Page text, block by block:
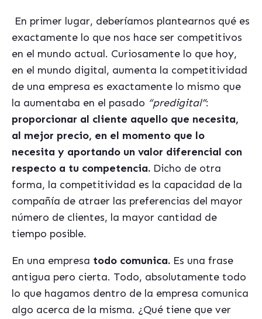
En primer lugar, deberíamos plantearnos qué es
exactamente lo que nos hace ser competitivos
en el mundo actual. Curiosamente lo que hoy,
en el mundo digital, aumenta la competitividad
de una empresa es exactamente lo mismo que
la aumentaba en el pasado “predigital”:
proporcionar al cliente aquello que necesita,
al mejor precio, en el momento que lo
necesita y aportando un valor diferencial con
respecto a tu competencia. Dicho de otra
forma, la competitividad es la capacidad de la
compañía de atraer las preferencias del mayor
número de clientes, la mayor cantidad de
tiempo posible.
En una empresa todo comunica. Es una frase
antigua pero cierta. Todo, absolutamente todo
lo que hagamos dentro de la empresa comunica
algo acerca de la misma. ¿Qué tiene que ver